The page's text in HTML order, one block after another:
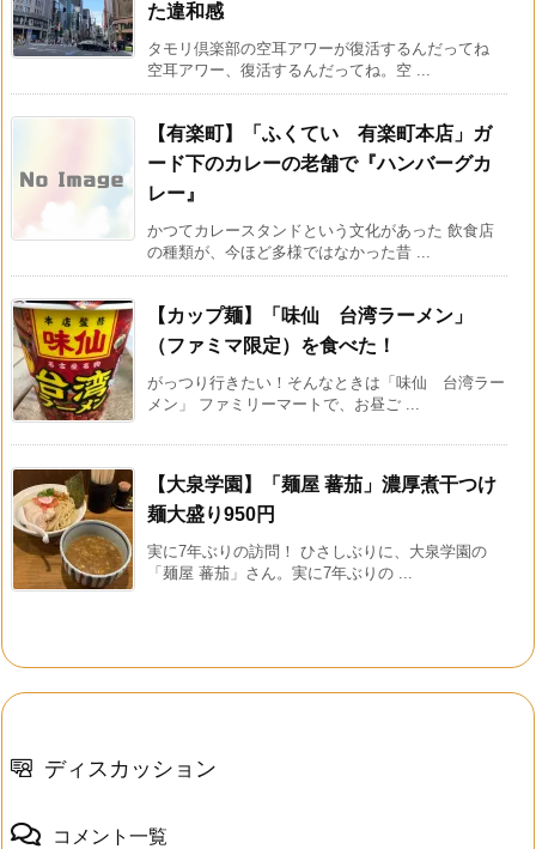
た違和感
タモリ倶楽部の空耳アワーが復活するんだってね
空耳アワー、復活するんだってね。空 ...
【有楽町】「ふくてい 有楽町本店」ガ
ード下のカレーの老舗で『ハンバーグカ
レー』
かつてカレースタンドという文化があった 飲食店
の種類が、今ほど多様ではなかった昔 ...
【カップ麺】「味仙 台湾ラーメン」
（ファミマ限定）を食べた！
がっつり行きたい！そんなときは「味仙 台湾ラー
メン」 ファミリーマートで、お昼ご ...
【大泉学園】「麺屋 蕃茄」濃厚煮干つけ
麺大盛り950円
実に7年ぶりの訪問！ ひさしぶりに、大泉学園の
「麺屋 蕃茄」さん。実に7年ぶりの ...
ディスカッション
コメント一覧